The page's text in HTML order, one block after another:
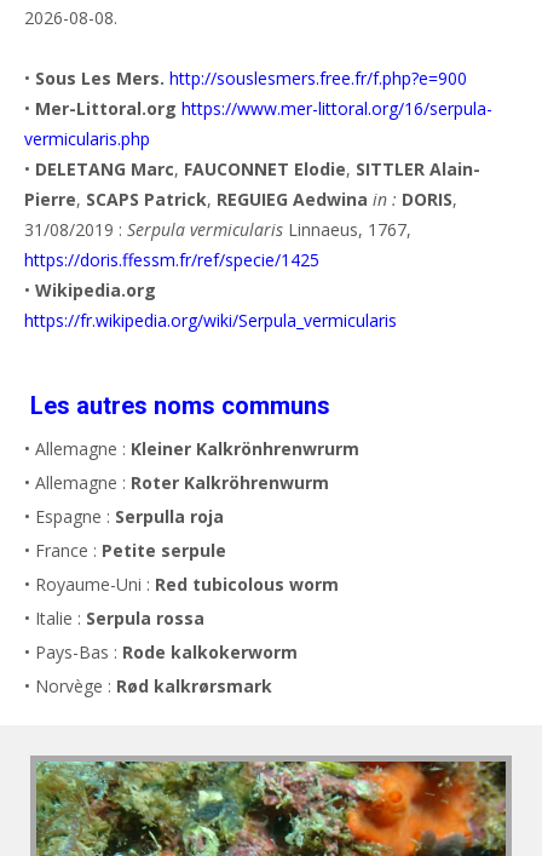
2026-08-08.
• Sous Les Mers. http://souslesmers.free.fr/f.php?e=900
• Mer-Littoral.org https://www.mer-littoral.org/16/serpula-
vermicularis.php
• DELETANG Marc, FAUCONNET Elodie, SITTLER Alain-
Pierre, SCAPS Patrick, REGUIEG Aedwina in : DORIS,
31/08/2019 : Serpula vermicularis Linnaeus, 1767,
https://doris.ffessm.fr/ref/specie/1425
• Wikipedia.org
https://fr.wikipedia.org/wiki/Serpula_vermicularis
Les autres noms communs
• Allemagne : Kleiner Kalkrönhrenwrurm
• Allemagne : Roter Kalkröhrenwurm
• Espagne : Serpulla roja
• France : Petite serpule
• Royaume-Uni : Red tubicolous worm
• Italie : Serpula rossa
• Pays-Bas : Rode kalkokerworm
• Norvège : Rød kalkrørsmark